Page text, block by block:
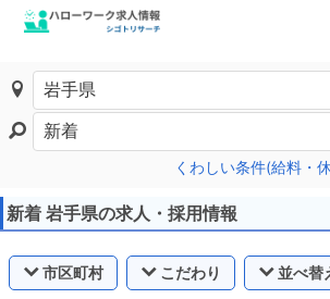
くわしい条件(給料・
新着 岩手県の求人・採用情報
市区町村 こだわり 並べ替